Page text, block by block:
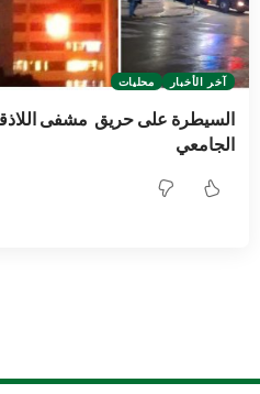
آخر الأخبار محليات
السيطرة على حريق مشفى
الجامعي